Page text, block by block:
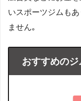
いスポーツジムも
ません｡
おすすめの